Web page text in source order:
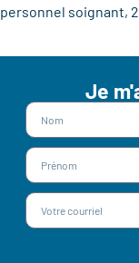
personnel soignant,
Je